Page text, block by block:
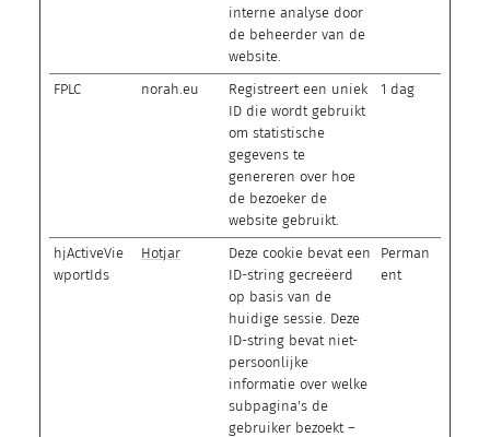
interne analyse door
de beheerder van de
website.
FPLC norah.eu
Registreert een uniek
ID die wordt gebruikt
om statistische
gegevens te
genereren over hoe
de bezoeker de
website gebruikt.
1 dag
hjActiveVie
wportIds
Hotjar
Deze cookie bevat een
ID-string gecreëerd
op basis van de
huidige sessie. Deze
ID-string bevat niet-
persoonlijke
informatie over welke
subpagina's de
gebruiker bezoekt –
Perman
ent